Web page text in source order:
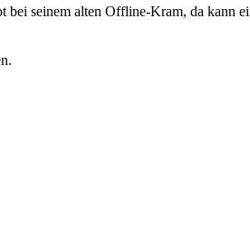
seinem alten Offline-Kram, da kann